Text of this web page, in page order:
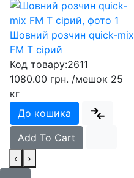
Шовний розчин quick-mix
FM T сірий
Код товару:2611
1080.00 грн. /мешок 25
кг
До кошика
Add To Cart
‹
›